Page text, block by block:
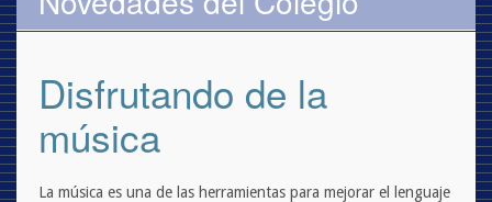
Disfrutando de la
música
La música es una de las herramientas para mejorar el lenguaje